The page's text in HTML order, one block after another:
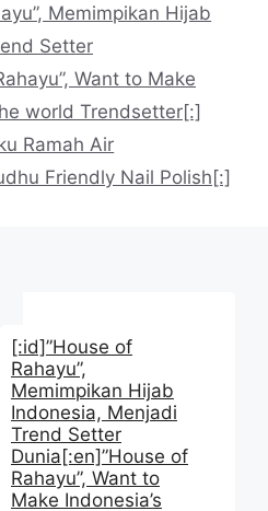
Memimpikan Hijab
Setter
Want to Make
world Trendsetter[:]
Ramah Air
Friendly Nail Polish[:]
[:id]”House of
Rahayu”,
Memimpikan Hijab
Indonesia, Menjadi
Trend Setter
Dunia[:en]”House of
Rahayu”, Want to
Make Indonesia’s